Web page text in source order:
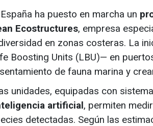
ha puesto en marcha un
Ecostructures, empresa
en zonas costeras. La
Boosting Units (LBU)— en
de fauna marina y
unidades, equipadas con
artificial, permiten
detectadas. Según las